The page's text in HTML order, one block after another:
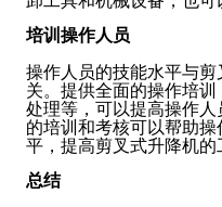
培训操作人员
操作人员的技能水平与
关。提供全面的操作培
处理等，可以提高操作
的培训和考核可以帮助
平，提高剪叉式升降机的
总结